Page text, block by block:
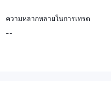
ความหลากหลายในการเทรด
--